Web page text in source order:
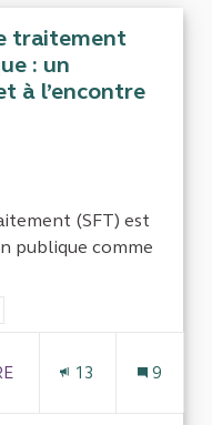
traitement
: un
à l’encontre
(SFT) est
publique comme
: Économie & finances
13 9